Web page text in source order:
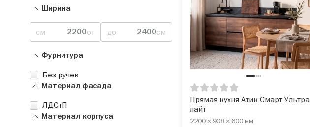
Ширина
см от до см
Фурнитура
Без ручек
Материал фасада
ЛДСтП
Материал корпуса
Прямая кухня Атик Смарт Ультра
лайт
2200 × 908 × 600 мм